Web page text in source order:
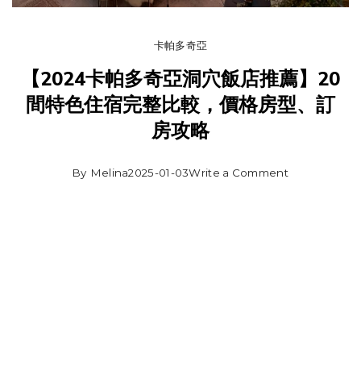
卡帕多奇亞
【2024卡帕多奇亞洞穴飯店推薦】20
間特色住宿完整比較，價格房型、訂
房攻略
By Melina2025-01-03Write a Comment